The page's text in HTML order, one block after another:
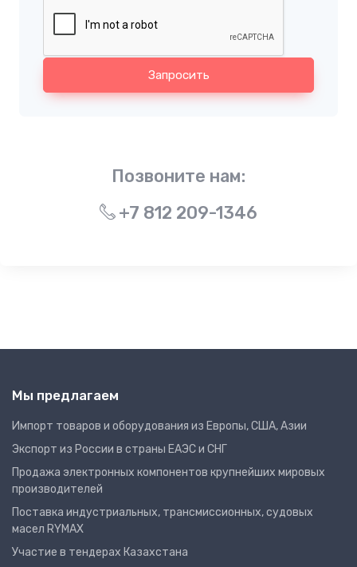
Запросить
Позвоните нам:
+7 812 209-1346
Мы предлагаем
Импорт товаров и оборудования из Европы, США, Азии
Экспорт из России в страны ЕАЭС и СНГ
Продажа электронных компонентов крупнейших мировых
производителей
Поставка индустриальных, трансмиссионных, судовых
масел RYMAX
Участие в тендерах Казахстана